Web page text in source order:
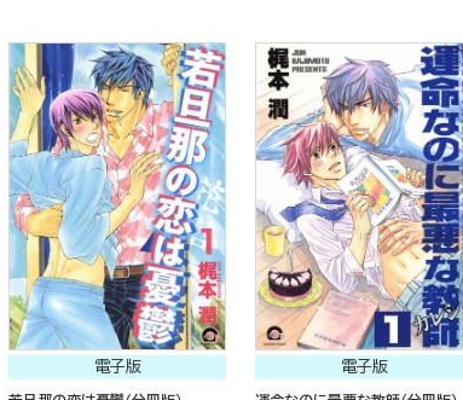
電子版 電子版